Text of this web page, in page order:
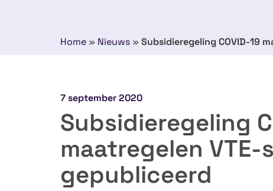
Home » Nieuws » Subsidieregeling COVID-19
7 september 2020
Subsidieregeling
maatregelen
gepubliceerd